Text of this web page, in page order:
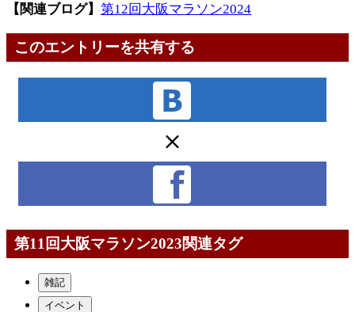
【関連ブログ】 第12回大阪マラソン2024
このエントリーを共有する
第11回大阪マラソン2023関連タグ
雑記
イベント